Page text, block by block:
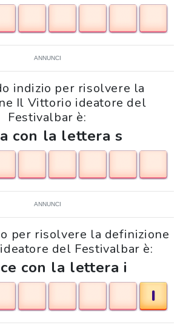
ANNUNCI
indizio per risolvere la
Il Vittorio ideatore del
Festivalbar è:
con la lettera s
ANNUNCI
per risolvere la definizione
del Festivalbar è:
con la lettera i
I